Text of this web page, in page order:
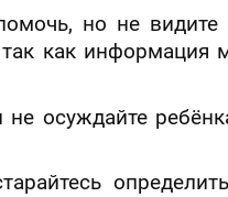
но не
как информация
не осуждайте